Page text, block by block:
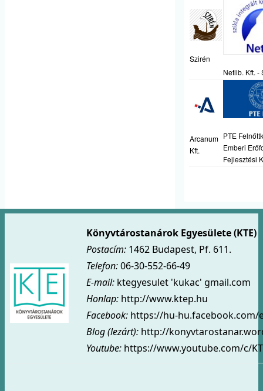
Szirén
Netlib. Kft. -
Arcanum
Kft.
PTE
Emberi
Fejlesztési
Könyvtárostanárok Egyesülete (KTE)
Postacím: 1462 Budapest, Pf. 611.
Telefon:06-30-552-66-49
E-mail: ktegyesulet 'kukac' gmail.com
Honlap: http://www.ktep.hu
Facebook: https://hu-
Blog (lezárt): http://
Youtube: https://www.youtube.com/c/